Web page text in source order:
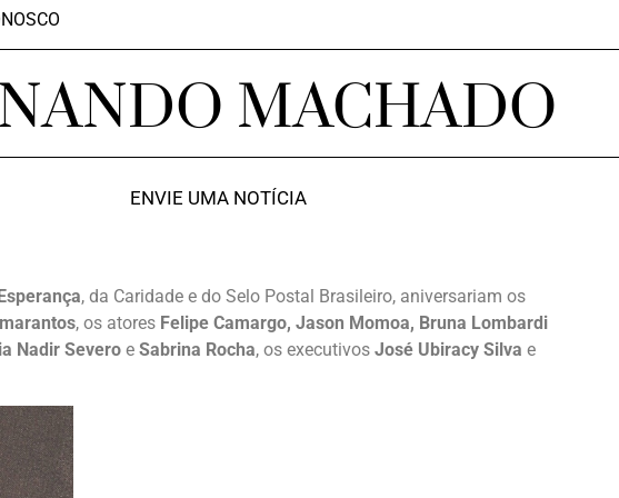
MACHADO
ENVIE UMA NOTÍCIA
, da Caridade e do Selo Postal Brasileiro, aniversariam os
, os atores Felipe Camargo, Jason Momoa, Bruna Lombardi
Nadir Severo e Sabrina Rocha, os executivos José Ubiracy Silva e